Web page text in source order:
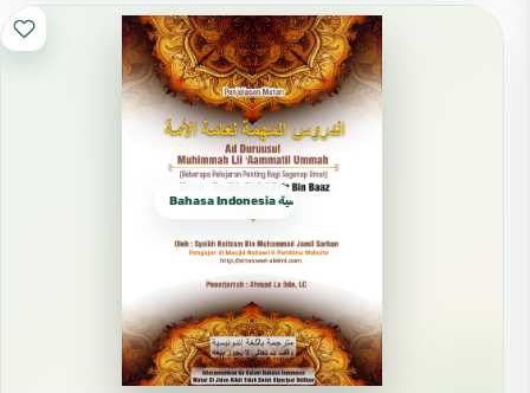
Bahasa Indonesia الإندونيسية